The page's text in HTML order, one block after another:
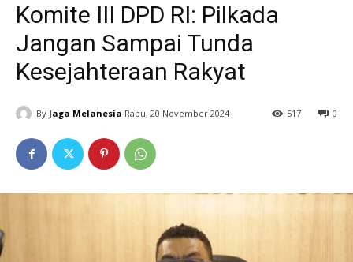
Komite III DPD RI: Pilkada
Jangan Sampai Tunda
Kesejahteraan Rakyat
By Jaga Melanesia Rabu, 20 November 2024 0
517